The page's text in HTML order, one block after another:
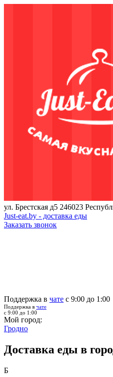
ул. Брестская д5 246023
Just-eat.by - доставка еды
Заказать звонок
Поддержка в чате с 9:00 до 1:00
Поддержка в чате
с 9:00 до 1:00
Мой город:
Гродно
Доставка еды в
Б